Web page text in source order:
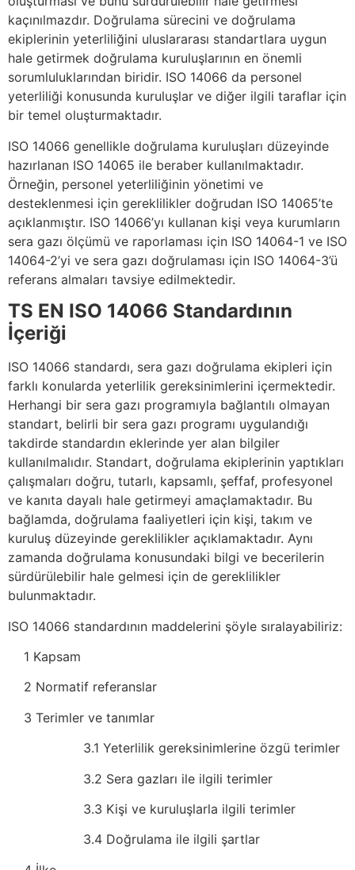
kaçınılmazdır. Doğrulama sürecini ve doğrulama
ekiplerinin yeterliliğini uluslararası standartlara uygun
hale getirmek doğrulama kuruluşlarının en önemli
sorumluluklarından biridir. ISO 14066 da personel
yeterliliği konusunda kuruluşlar ve diğer ilgili taraflar için
bir temel oluşturmaktadır.
ISO 14066 genellikle doğrulama kuruluşları düzeyinde
hazırlanan ISO 14065 ile beraber kullanılmaktadır.
Örneğin, personel yeterliliğinin yönetimi ve
desteklenmesi için gereklilikler doğrudan ISO 14065’te
açıklanmıştır. ISO 14066’yı kullanan kişi veya kurumların
sera gazı ölçümü ve raporlaması için ISO 14064-1 ve ISO
14064-2’yi ve sera gazı doğrulaması için ISO 14064-3’ü
referans almaları tavsiye edilmektedir.
TS EN ISO 14066 Standardının
İçeriği
ISO 14066 standardı, sera gazı doğrulama ekipleri için
farklı konularda yeterlilik gereksinimlerini içermektedir.
Herhangi bir sera gazı programıyla bağlantılı olmayan
standart, belirli bir sera gazı programı uygulandığı
takdirde standardın eklerinde yer alan bilgiler
kullanılmalıdır. Standart, doğrulama ekiplerinin yaptıkları
çalışmaları doğru, tutarlı, kapsamlı, şeffaf, profesyonel
ve kanıta dayalı hale getirmeyi amaçlamaktadır. Bu
bağlamda, doğrulama faaliyetleri için kişi, takım ve
kuruluş düzeyinde gereklilikler açıklamaktadır. Aynı
zamanda doğrulama konusundaki bilgi ve becerilerin
sürdürülebilir hale gelmesi için de gereklilikler
bulunmaktadır.
ISO 14066 standardının maddelerini şöyle sıralayabiliriz:
1 Kapsam
2 Normatif referanslar
3 Terimler ve tanımlar
3.1 Yeterlilik gereksinimlerine özgü terimler
3.2 Sera gazları ile ilgili terimler
3.3 Kişi ve kuruluşlarla ilgili terimler
3.4 Doğrulama ile ilgili şartlar